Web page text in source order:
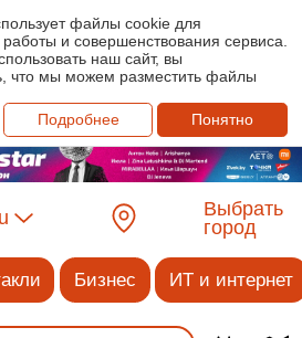
файлы cookie для
и совершенствования сервиса.
наш сайт, вы
что мы можем разместить файлы
Подробнее
Понятно
Выбрать
город
Бизнес ИТ и интернет